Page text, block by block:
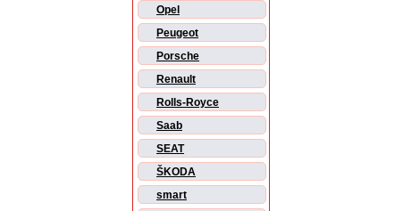
Opel
Peugeot
Porsche
Renault
Rolls-Royce
Saab
SEAT
ŠKODA
smart